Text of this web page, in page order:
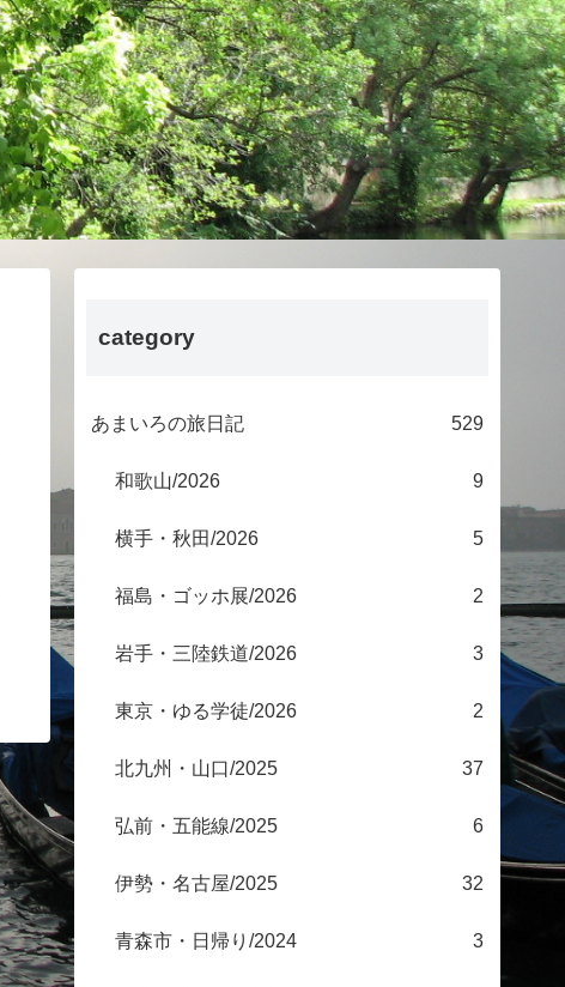
category
あまいろの旅日記 529
和歌山/2026 9
横手・秋田/2026 5
福島・ゴッホ展/2026 2
岩手・三陸鉄道/2026 3
東京・ゆる学徒/2026 2
北九州・山口/2025 37
弘前・五能線/2025 6
伊勢・名古屋/2025 32
青森市・日帰り/2024 3